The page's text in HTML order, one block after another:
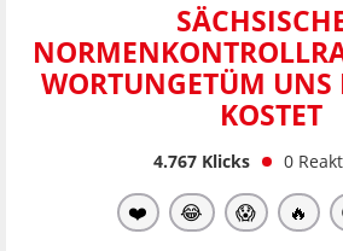
WORTUNGETÜM
KOSTET
4.767Klicks 0
❤️ 😂 😱 🔥